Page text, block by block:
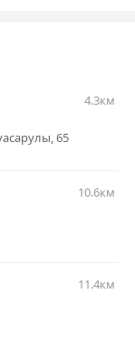
4.3км
65
10.6км
11.4км